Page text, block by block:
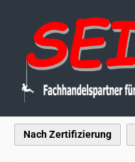
to main content
Skip to main navigation
Nach Zertifizierung